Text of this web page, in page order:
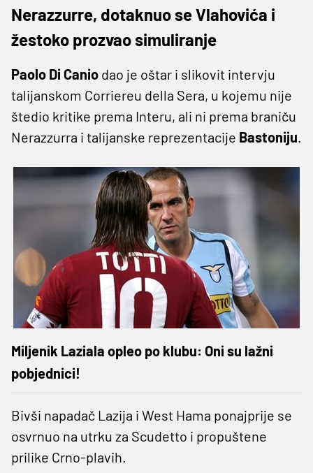
Nerazzurre, dotaknuo se Vlahovića i
žestoko prozvao simuliranje
Paolo Di Canio dao je oštar i slikovit intervju
talijanskom Corriereu della Sera, u kojemu nije
štedio kritike prema Interu, ali ni prema braniču
Nerazzurra i talijanske reprezentacije Bastoniju.
Miljenik Laziala opleo po klubu: Oni su lažni
pobjednici!
Bivši napadač Lazija i West Hama ponajprije se
osvrnuo na utrku za Scudetto i propuštene
prilike Crno-plavih.